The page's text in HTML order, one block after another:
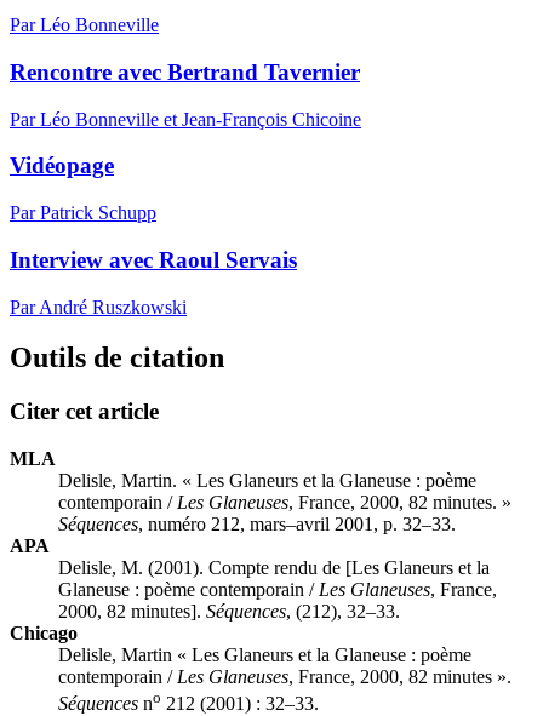
Par Léo Bonneville
Rencontre avec Bertrand Tavernier
Par Léo Bonneville et Jean-François Chicoine
Vidéopage
Par Patrick Schupp
Interview avec Raoul Servais
Par André Ruszkowski
Outils de citation
Citer cet article
MLA
Delisle, Martin. « Les Glaneurs et la Glaneuse : poème
contemporain / Les Glaneuses, France, 2000, 82 minutes. »
Séquences, numéro 212, mars–avril 2001, p. 32–33.
APA
Delisle, M. (2001). Compte rendu de [Les Glaneurs et la
Glaneuse : poème contemporain / Les Glaneuses, France,
2000, 82 minutes]. Séquences, (212), 32–33.
Chicago
Delisle, Martin « Les Glaneurs et la Glaneuse : poème
contemporain / Les Glaneuses, France, 2000, 82 minutes ».
Séquences no 212 (2001) : 32–33.